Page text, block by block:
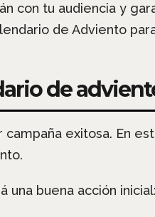
con tu audiencia y
de Adviento
de
exitosa. En
buena acción inicial: